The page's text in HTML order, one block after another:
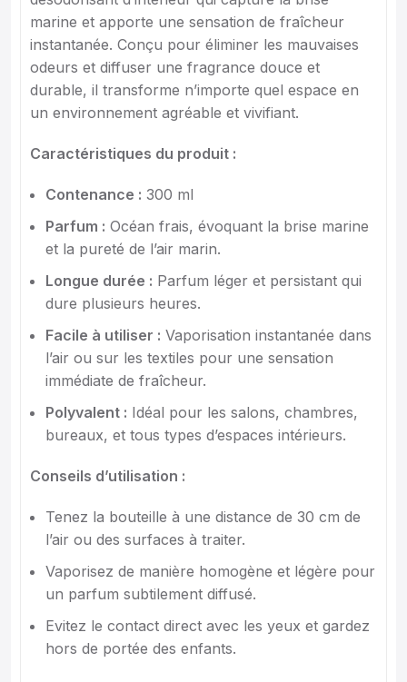
marine et apporte une sensation de fraîcheur
instantanée. Conçu pour éliminer les mauvaises
odeurs et diffuser une fragrance douce et
durable, il transforme n’importe quel espace en
un environnement agréable et vivifiant.
Caractéristiques du produit :
Contenance : 300 ml
Parfum : Océan frais, évoquant la brise marine
et la pureté de l’air marin.
Longue durée : Parfum léger et persistant qui
dure plusieurs heures.
Facile à utiliser : Vaporisation instantanée dans
l’air ou sur les textiles pour une sensation
immédiate de fraîcheur.
Polyvalent : Idéal pour les salons, chambres,
bureaux, et tous types d’espaces intérieurs.
Conseils d’utilisation :
Tenez la bouteille à une distance de 30 cm de
l’air ou des surfaces à traiter.
Vaporisez de manière homogène et légère pour
un parfum subtilement diffusé.
Evitez le contact direct avec les yeux et gardez
hors de portée des enfants.